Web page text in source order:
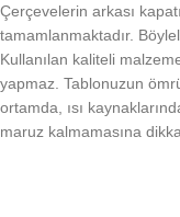
Çerçevelerin arkası
tamamlanmaktadır.
Kullanılan kaliteli
yapmaz. Tablonuzun
ortamda, ısı
maruz kalmamasına